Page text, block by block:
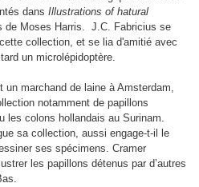
dans Illustrations of hatural
de Moses Harris. J.C. Fabricius se
collection, et se lia d'amitié avec
un microlépidoptère.
un marchand de laine à Amsterdam,
notamment de papillons
les colons hollandais au Surinam.
sa collection, aussi engage-t-il le
ses spécimens. Cramer
les papillons détenus par d’autres